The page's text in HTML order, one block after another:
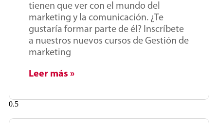
tienen que ver con el mundo del
marketing y la comunicación. ¿Te
gustaría formar parte de él? Inscríbete
a nuestros nuevos cursos de Gestión de
marketing
Leer más »